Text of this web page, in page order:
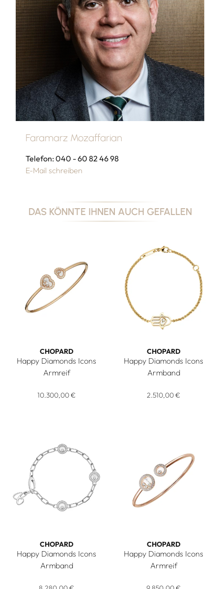
Faramarz Mozaffarian
Telefon: 040 - 60 82 46 98
E-Mail schreiben
DAS KÖNNTE IHNEN AUCH GEFALLEN
CHOPARD
Happy Diamonds Icons
Armreif
10.300,00 €
CHOPARD
Happy Diamonds Icons
Armband
2.510,00 €
CHOPARD
Happy Diamonds Icons
Armband
CHOPARD
Happy Diamonds Icons
Armreif